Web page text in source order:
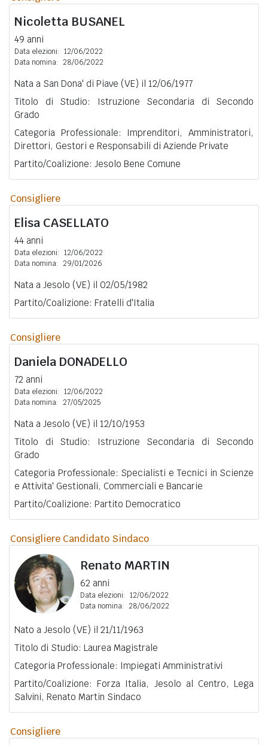
Nicoletta BUSANEL
49 anni
Data elezioni: 12/06/2022
Data nomina: 28/06/2022
Nata a San Dona' di Piave (VE) il 12/06/1977
Titolo di Studio: Istruzione Secondaria di Secondo
Grado
Categoria Professionale: Imprenditori, Amministratori,
Direttori, Gestori e Responsabili di Aziende Private
Partito/Coalizione: Jesolo Bene Comune
Consigliere
Elisa CASELLATO
44 anni
Data elezioni: 12/06/2022
Data nomina: 29/01/2026
Nata a Jesolo (VE) il 02/05/1982
Partito/Coalizione: Fratelli d'Italia
Consigliere
Daniela DONADELLO
72 anni
Data elezioni: 12/06/2022
Data nomina: 27/05/2025
Nata a Jesolo (VE) il 12/10/1953
Titolo di Studio: Istruzione Secondaria di Secondo
Grado
Categoria Professionale: Specialisti e Tecnici in Scienze
e Attivita' Gestionali, Commerciali e Bancarie
Partito/Coalizione: Partito Democratico
Consigliere Candidato Sindaco
Renato MARTIN
62 anni
Data elezioni: 12/06/2022
Data nomina: 28/06/2022
Nato a Jesolo (VE) il 21/11/1963
Titolo di Studio: Laurea Magistrale
Categoria Professionale: Impiegati Amministrativi
Partito/Coalizione: Forza Italia, Jesolo al Centro, Lega
Salvini, Renato Martin Sindaco
Consigliere